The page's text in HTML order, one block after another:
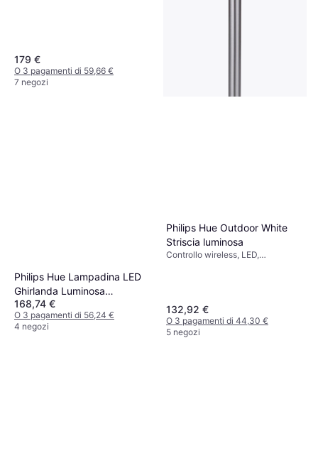
179 €
O 3 pagamenti di 59,66 €
7 negozi
inossidabile, Acciaio, Classe IP:
IP44
O 3 pagamenti di 9,30 €
5 negozi
Philips Hue Lampadina LED
Ghirlanda Luminosa
Intelligente 7 m Lampada a
Corda
168,74 €
O 3 pagamenti di 56,24 €
4 negozi
Philips Hue Outdoor White
Striscia luminosa
Controllo wireless, LED,
132,92 €
O 3 pagamenti di 44,30 €
5 negozi